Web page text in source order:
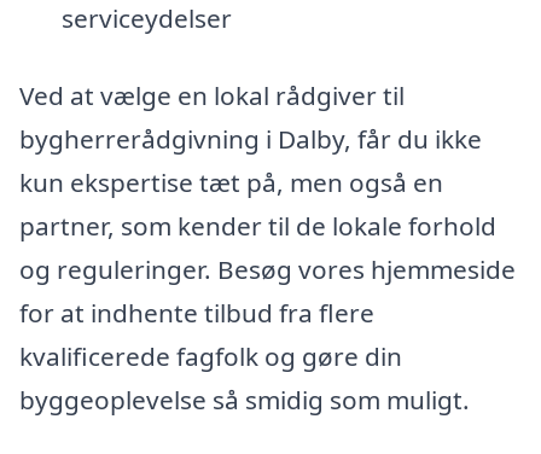
serviceydelser
Ved at vælge en lokal rådgiver til
bygherrerådgivning i Dalby, får du ikke
kun ekspertise tæt på, men også en
partner, som kender til de lokale forhold
og reguleringer. Besøg vores hjemmeside
for at indhente tilbud fra flere
kvalificerede fagfolk og gøre din
byggeoplevelse så smidig som muligt.